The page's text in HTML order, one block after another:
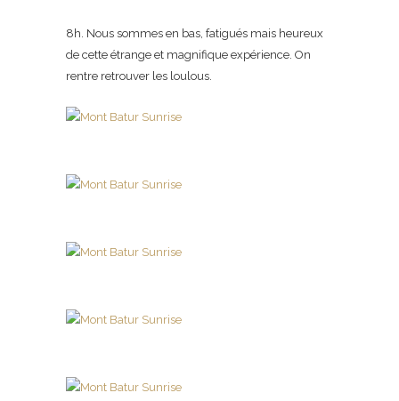
8h. Nous sommes en bas, fatigués mais heureux
de cette étrange et magnifique expérience. On
rentre retrouver les loulous.